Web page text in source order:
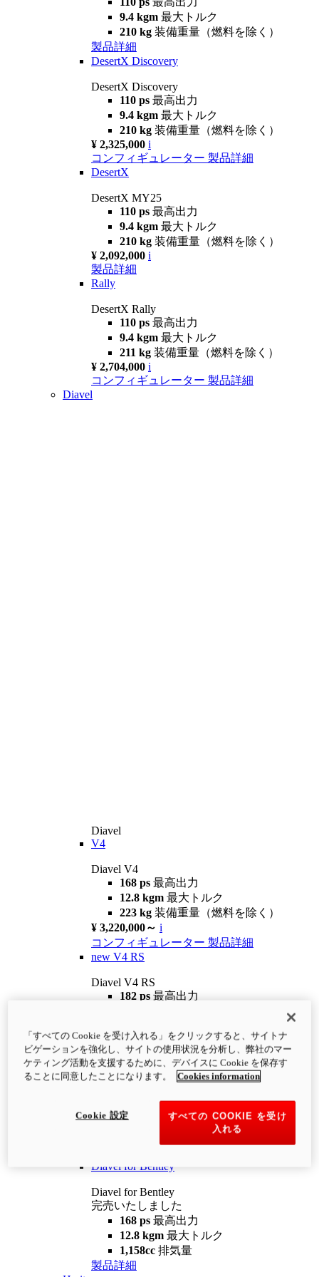
9.4 kgm 最大トルク
210 kg 装備重量（燃料を除く）
製品詳細
DesertX Discovery
DesertX Discovery
110 ps 最高出力
9.4 kgm 最大トルク
210 kg 装備重量（燃料を除く）
¥ 2,325,000 i
コンフィギュレーター 製品詳細
DesertX
DesertX MY25
110 ps 最高出力
9.4 kgm 最大トルク
210 kg 装備重量（燃料を除く）
¥ 2,092,000 i
製品詳細
Rally
DesertX Rally
110 ps 最高出力
9.4 kgm 最大トルク
211 kg 装備重量（燃料を除く）
¥ 2,704,000 i
コンフィギュレーター 製品詳細
Diavel
Diavel
V4
Diavel V4
168 ps 最高出力
12.8 kgm 最大トルク
223 kg 装備重量（燃料を除く）
¥ 3,220,000～ i
コンフィギュレーター 製品詳細
new V4 RS
Diavel V4 RS
182 ps 最高出力
¥4,400,000 i
コンフィギュレーター 製品詳細
newV4 RS 100
12.2 kgm
最大トルク
装備重量（燃料を除く）
Diavel for Bentley
Diavel for Bentley
完売いたしました
168 ps 最高出力
12.8 kgm 最大トルク
1,158cc 排気量
製品詳細
「すべての Cookie を受け入れる」をクリックすると、サイトナ
ビゲーションを強化し、サイトの使用状況を分析し、弊社のマー
ケティング活動を支援するために、デバイスに Cookie を保存す
ることに同意したことになります。
Cookies information
すべての COOKIE を受け
入れる
Cookie 設定